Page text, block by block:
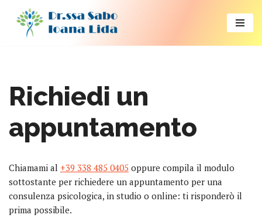
Richiedi un
appuntamento
Chiamami al +39 338 485 0405 oppure compila il modulo
sottostante per richiedere un appuntamento per una
consulenza psicologica, in studio o online: ti risponderò il
prima possibile.